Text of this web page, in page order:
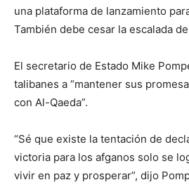
una plataforma de lanzamiento
También debe cesar la escalada
El secretario de Estado Mike
talibanes a “mantener sus
con Al-Qaeda”.
“Sé que existe la tentación de
victoria para los afganos solo se
vivir en paz y prosperar”, dijo